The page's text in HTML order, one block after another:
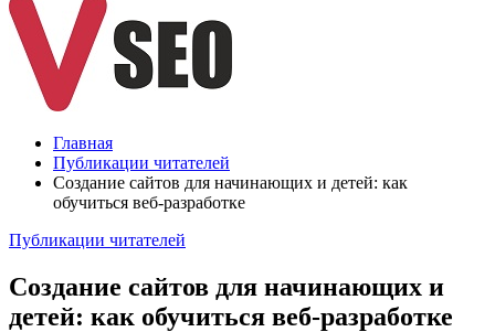
Главная
Публикации читателей
Создание сайтов для начинающих и детей: как
обучиться веб-разработке
Публикации читателей
Создание сайтов для начинающих и
детей: как обучиться веб-разработке